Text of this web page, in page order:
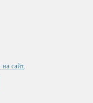
на сайт.